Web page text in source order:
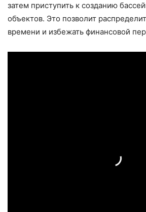
затем приступить к созданию
объектов. Это позволит
времени и избежать финансовой